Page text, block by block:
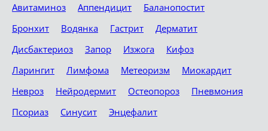
Авитаминоз Аппендицит
Баланопостит
Бронхит
Водянка Гастрит
Дерматит
Дисбактериоз
Запор Изжога
Кифоз
Ларингит
Лимфома Метеоризм
Миокардит
Невроз
Нейродермит Остеопороз
Пневмония
Псориаз
Синусит Энцефалит